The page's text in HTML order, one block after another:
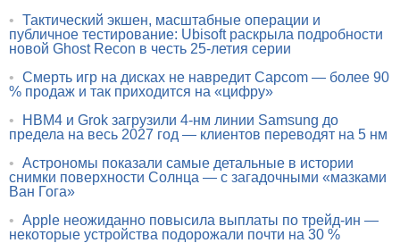
• Тактический экшен, масштабные операции и
публичное тестирование: Ubisoft раскрыла подробности
новой Ghost Recon в честь 25-летия серии
• Смерть игр на дисках не навредит Capcom — более 90
% продаж и так приходится на «цифру»
•
HBM4 и Grok загрузили 4-нм линии Samsung до
предела на весь 2027 год — клиентов переводят на 5 нм
• Астрономы показали самые детальные в истории
снимки поверхности Солнца — с загадочными «мазками
Ван Гога»
• Apple неожиданно повысила выплаты по трейд-ин —
некоторые устройства подорожали почти на 30 %